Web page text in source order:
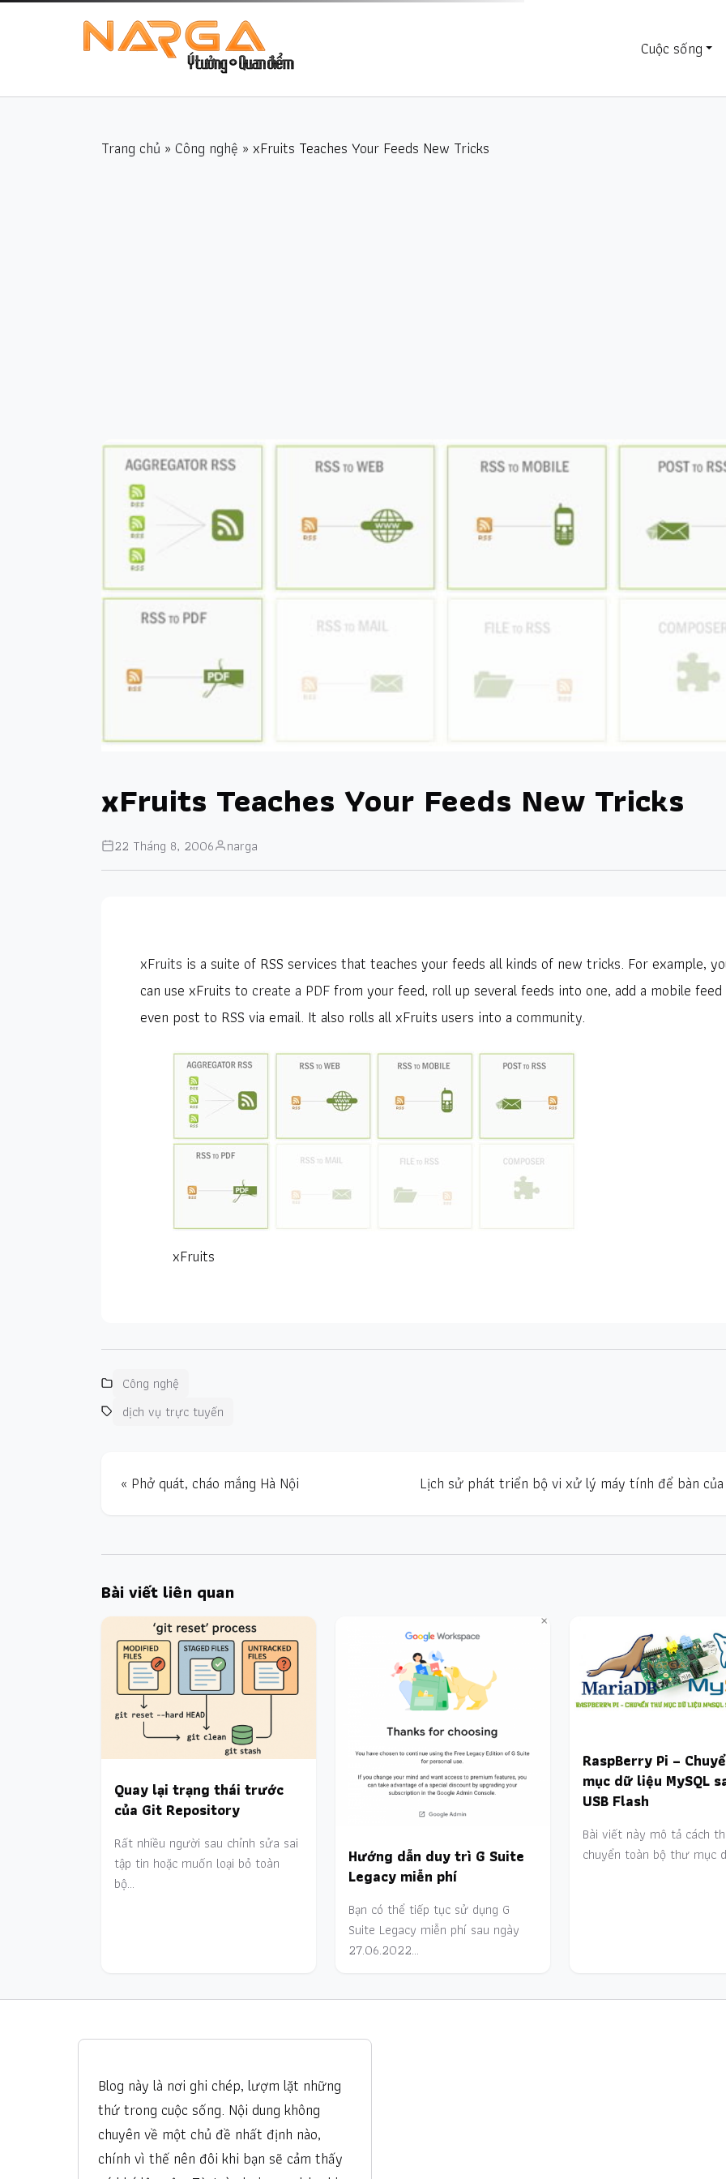
Cuộc sống
Trang chủ » Công nghệ » xFruits Teaches Your Feeds New Tricks
xFruits Teaches Your Feeds New Tricks
22 Tháng 8, 2006 narga
xFruits is a suite of RSS services that teaches your feeds all kinds of new tricks. For example,
can use xFruits to create a PDFfrom your feed, roll up several feeds into one, add a mobile
even post to RSS via email. It also rolls all xFruits users into a community.
xFruits
Công nghệ
dịch vụ trực tuyến
« Phở quát, cháo mắng Hà Nội Lịch sử phát triển bộ vi xử lý máy tính để bàn
Bài viết liên quan
Quay lại trạng thái trước
của Git Repository
Rất nhiều người sau chỉnh sửa sai
tập tin hoặc muốn loại bỏ toàn
bộ…
Hướng dẫn duy trì G Suite
Legacy miễn phí
Bạn có thể tiếp tục sử dụng G
Suite Legacy miễn phí sau ngày
27.06.2022…
RaspBerry Pi –
mục dữ liệu MySQL
USB Flash
Bài viết này mô tả cách
chuyển toàn bộ thư mục
Blog này là nơi ghi chép, lượm lặt những
thứ trong cuộc sống. Nội dung không
chuyên về một chủ đề nhất định nào,
chính vì thế nên đôi khi bạn sẽ cảm thấy